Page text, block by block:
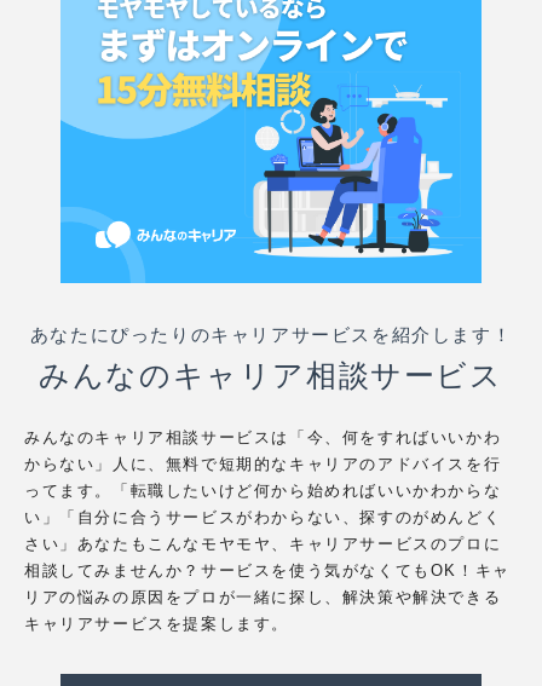
あなたにぴったりのキャリアサービスを紹介します！
みんなのキャリア相談サービス
みんなのキャリア相談サービスは「今、何をすればいいかわ
からない」人に、無料で短期的なキャリアのアドバイスを行
ってます。「転職したいけど何から始めればいいかわからな
い」「自分に合うサービスがわからない、探すのがめんどく
さい」あなたもこんなモヤモヤ、キャリアサービスのプロに
相談してみませんか？サービスを使う気がなくてもOK！キャ
リアの悩みの原因をプロが一緒に探し、解決策や解決できる
キャリアサービスを提案します。